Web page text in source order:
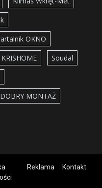
OKNO
KRISHOME Soudal
MONTAŻ
Reklama Kontakt